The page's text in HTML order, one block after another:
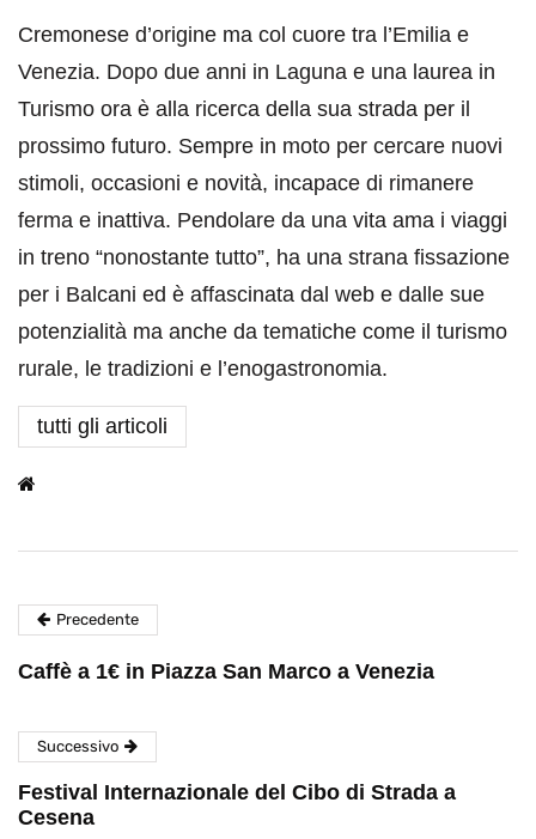
Cremonese d’origine ma col cuore tra l’Emilia e
Venezia. Dopo due anni in Laguna e una laurea in
Turismo ora è alla ricerca della sua strada per il
prossimo futuro. Sempre in moto per cercare nuovi
stimoli, occasioni e novità, incapace di rimanere
ferma e inattiva. Pendolare da una vita ama i viaggi
in treno “nonostante tutto”, ha una strana fissazione
per i Balcani ed è affascinata dal web e dalle sue
potenzialità ma anche da tematiche come il turismo
rurale, le tradizioni e l’enogastronomia.
tutti gli articoli
Precedente
Caffè a 1€ in Piazza San Marco a Venezia
Successivo
Festival Internazionale del Cibo di Strada a
Cesena